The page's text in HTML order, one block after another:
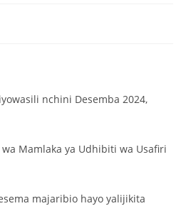
nchini Desemba 2024,
Mamlaka ya Udhibiti wa Usafiri
majaribio hayo yalijikita